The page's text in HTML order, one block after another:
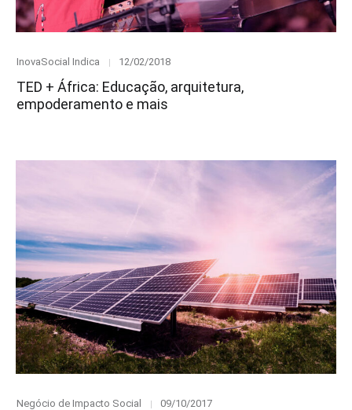
Category
InovaSocial Indica
Posted
12/02/2018
TED + África: Educação, arquitetura,
empoderamento e mais
Category
Negócio de Impacto Social
Posted
09/10/2017